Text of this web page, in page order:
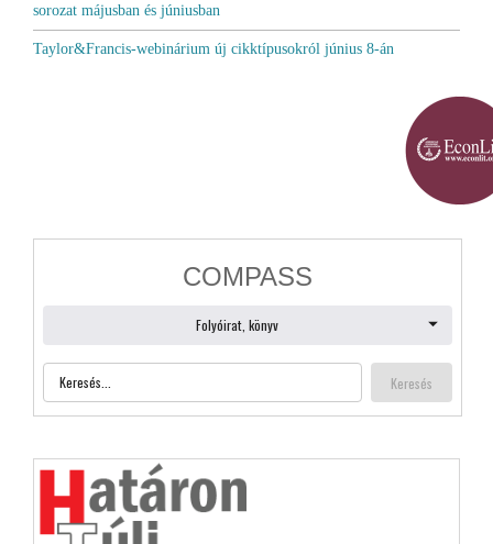
sorozat májusban és júniusban
Taylor&Francis-webinárium új cikktípusokról június 8-án